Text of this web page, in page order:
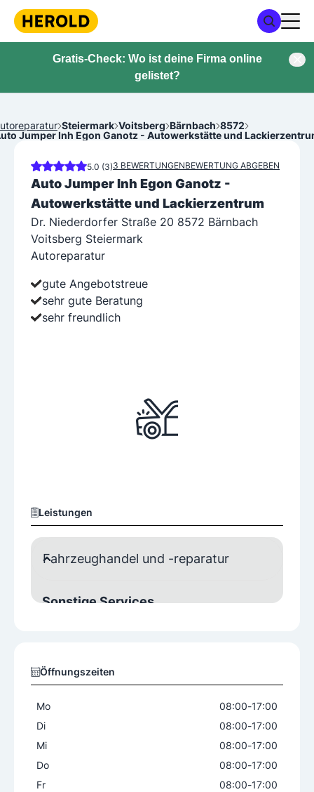
Gratis-Check: Wo ist deine Firma online
gelistet?
Steiermark Voitsberg Bärnbach 8572
Jumper Inh Egon Ganotz - Autowerkstätte und
5.0 (3)3 BEWERTUNGENBEWERTUNG ABGEBEN
Auto Jumper Inh Egon Ganotz -
Autowerkstätte und Lackierzentrum
Dr. Niederdorfer Straße 20 8572 Bärnbach
Voitsberg Steiermark
Autoreparatur
gute Angebotstreue
sehr gute Beratung
sehr freundlich
Leistungen
Fahrzeughandel und -reparatur
Sonstige Services
Spenglerarbeiten
Öffnungszeiten
Mo 08:00-17:00
Di
08:00-17:00
Mi
08:00-17:00
Do
08:00-17:00
Fr
08:00-17:00